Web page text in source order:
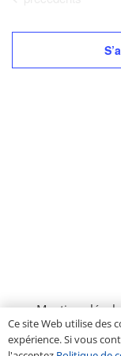
Mentions
sommes nous
Ce site Web utilise des
expérience. Si vous